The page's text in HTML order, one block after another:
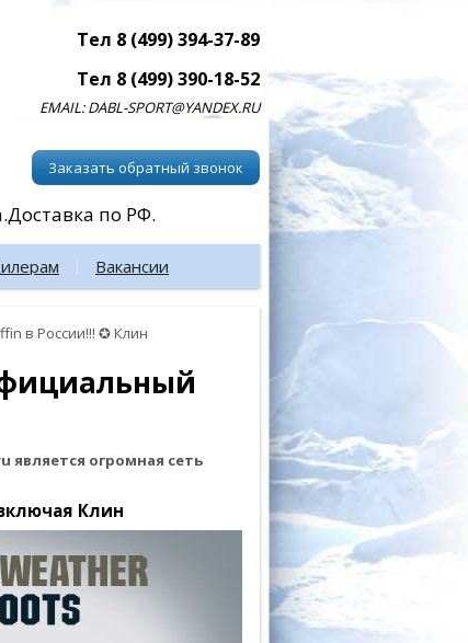
Тел 8 (499) 394-37-89
Тел 8 (499) 390-18-52
EMAIL: DABL-SPORT@YANDEX.RU
Заказать обратный звонок
по РФ.
Вакансии
в России!!! ✪ Клин
огромная сеть
Клин